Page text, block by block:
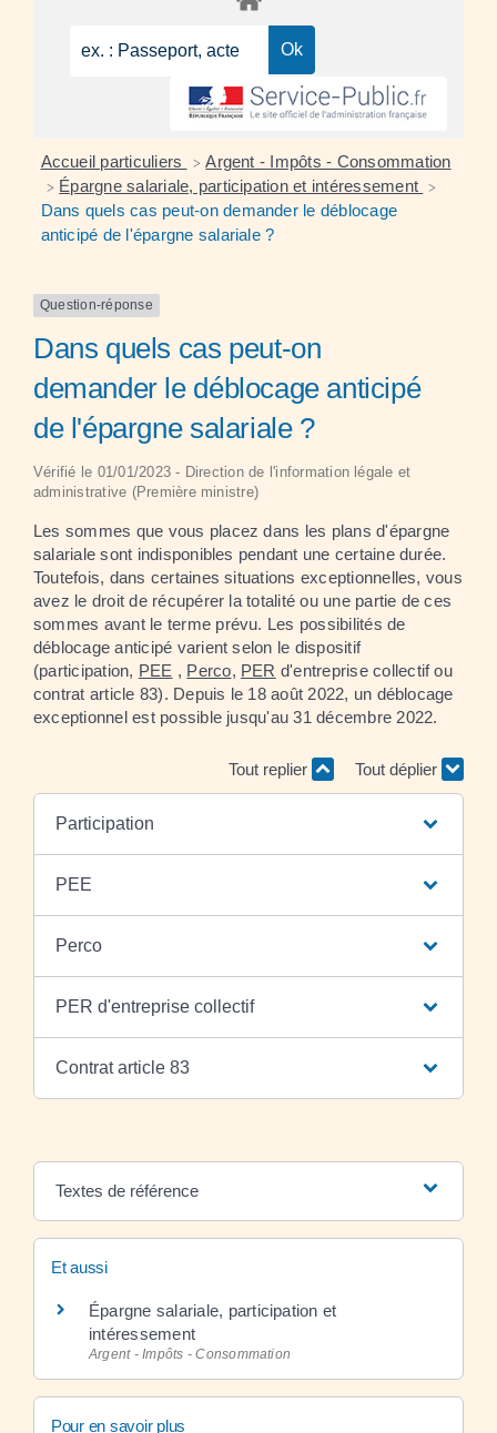
Accueil particuliers > Argent - Impôts - Consommation
> Épargne salariale, participation et intéressement >
Dans quels cas peut-on demander le déblocage
anticipé de l'épargne salariale ?
Question-réponse
Dans quels cas peut-on
demander le déblocage anticipé
de l'épargne salariale ?
Vérifié le 01/01/2023 - Direction de l'information légale et
administrative (Première ministre)
Les sommes que vous placez dans les plans d'épargne
salariale sont indisponibles pendant une certaine durée.
Toutefois, dans certaines situations exceptionnelles, vous
avez le droit de récupérer la totalité ou une partie de ces
sommes avant le terme prévu. Les possibilités de
déblocage anticipé varient selon le dispositif
(participation, PEE , Perco, PER d'entreprise collectif ou
contrat article 83). Depuis le 18 août 2022, un déblocage
exceptionnel est possible jusqu'au 31 décembre 2022.
Tout replier Tout déplier
Participation
PEE
Perco
PER d'entreprise collectif
Contrat article 83
Textes de référence
Et aussi
Épargne salariale, participation et
intéressement
Argent - Impôts - Consommation
Pour en savoir plus